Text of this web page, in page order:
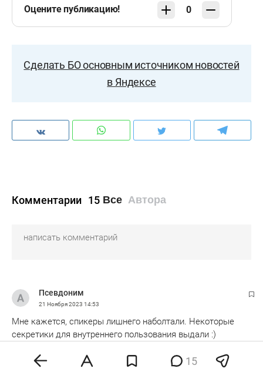
Оцените публикацию! 0
Сделать БО основным источником новостей
в Яндексе
Комментарии 15 Все Автора
Псевдоним
21 Ноября 2023 14:53
Мне кажется, спикеры лишнего наболтали. Некоторые
секретики для внутреннего пользования выдали :)
15